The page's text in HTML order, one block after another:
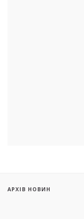
АРХІВ НОВИН